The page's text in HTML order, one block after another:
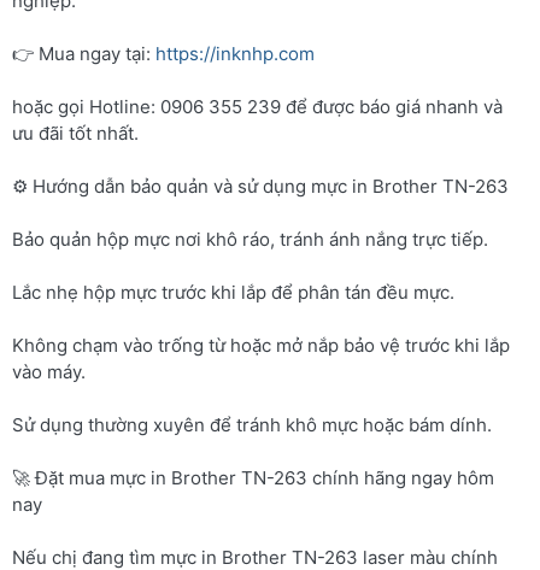
👉 Mua ngay tại: https://inknhp.com
hoặc gọi Hotline: 0906 355 239 để được báo giá nhanh và
ưu đãi tốt nhất.
⚙️ Hướng dẫn bảo quản và sử dụng mực in Brother TN-263
Bảo quản hộp mực nơi khô ráo, tránh ánh nắng trực tiếp.
Lắc nhẹ hộp mực trước khi lắp để phân tán đều mực.
Không chạm vào trống từ hoặc mở nắp bảo vệ trước khi lắp
vào máy.
Sử dụng thường xuyên để tránh khô mực hoặc bám dính.
🚀 Đặt mua mực in Brother TN-263 chính hãng ngay hôm
nay
Nếu chị đang tìm mực in Brother TN-263 laser màu chính